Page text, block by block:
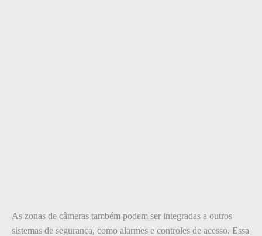
As zonas de câmeras também podem ser integradas a outros
sistemas de segurança, como alarmes e controles de acesso. Essa